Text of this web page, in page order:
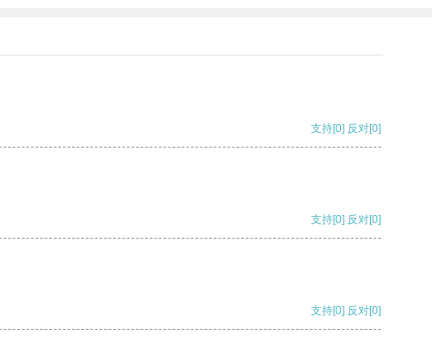
支持[0] 反对[0]
支持[0] 反对[0]
支持[0] 反对[0]